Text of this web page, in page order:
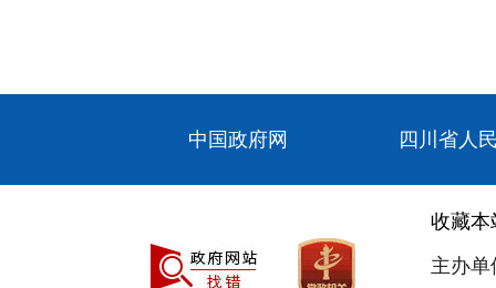
中国政府网 四川省人
收藏本
主办